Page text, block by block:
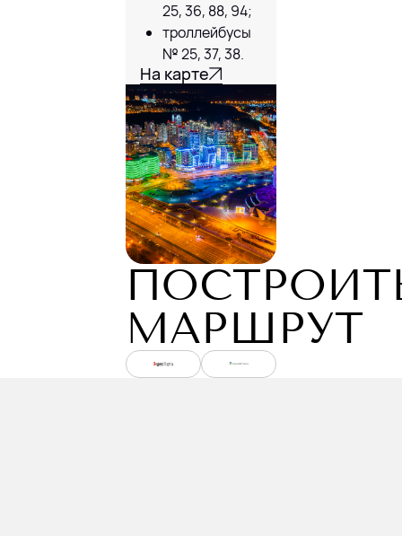
25, 36, 88, 94;
троллейбусы
№ 25, 37, 38.
На карте
МАРШРУТ